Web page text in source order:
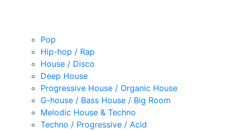
Pop
Hip-hop / Rap
House / Disco
Deep House
Progressive House / Organic House
G-house / Bass House / Big Room
Melodic House & Techno
Techno / Progressive / Acid